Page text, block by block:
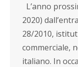
L’anno
2020)
28/2010,
commerciale,
italiano. In